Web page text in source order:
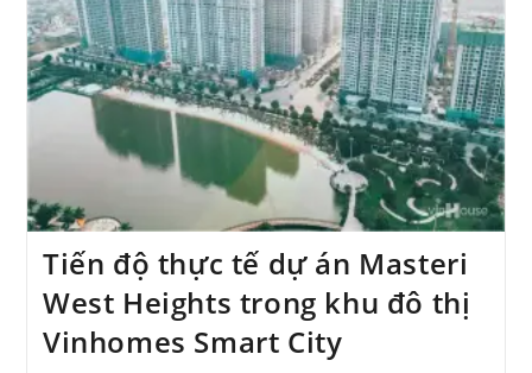
Tiến độ thực tế dự án Masteri
West Heights trong khu đô thị
Vinhomes Smart City